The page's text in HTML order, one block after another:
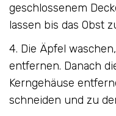
geschlossenem
lassen bis das Obst
4. Die Äpfel
entfernen. Danach
Kerngehäuse
schneiden und zu